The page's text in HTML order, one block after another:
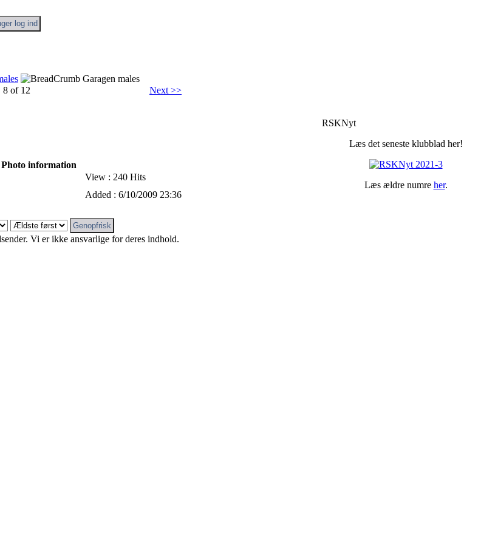
Garagen males
8 of 12 Next >>
Photo information
View : 240 Hits
Added : 6/10/2009 23:36
Vi er ikke ansvarlige for deres indhold.
RSKNyt
Læs det seneste klubblad her!
Læs ældre numre her.